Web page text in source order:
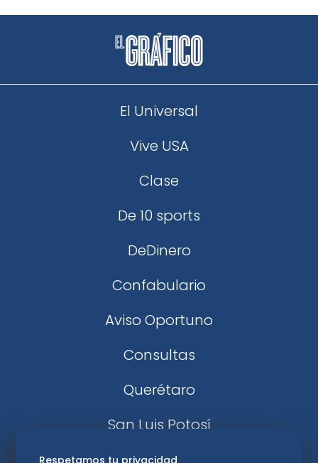
El Universal
Vive USA
Clase
De 10 sports
DeDinero
Confabulario
Aviso Oportuno
Consultas
Querétaro
San Luis Potosí
Respetamos tu privacidad